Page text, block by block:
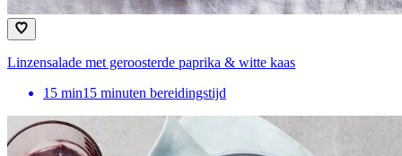
Linzensalade met geroosterde paprika & witte kaas
15 min15 minuten bereidingstijd